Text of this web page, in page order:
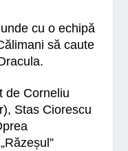
cu o echipă
să caute
de Corneliu
Stas Ciorescu